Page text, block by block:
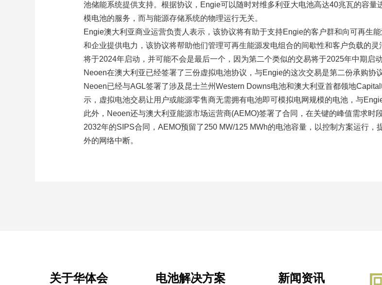
池储能系统提供支持。根据协议，Engie可以随时对维多利亚大电池高达40兆瓦的容
模电池的服务，而与能源存储系统的物理运行无关。
Engie澳大利亚商业运营负责人表示，该协议将有助于支持Engie的客户群和向可再生
和企业提供电力，该协议将帮助他们管理可再生能源发电组合的间歇性和客户负载的
将于2024年启动，并可能不会是最后一个，因为第二个类似的交易将于2025年中期启动
Neoen在澳大利亚已经签署了三份虚拟电池协议，与Engie的这次交易是第二份承购协
Neoen已经与AGL签署了涉及昆士兰州Western Downs电池和澳大利亚首都领地
示，虚拟电池交易让用户或能源零售商无需拥有电池即可模拟电网规模的电池，与
此外，Neoen还与澳大利亚能源市场运营商(AEMO)签署了合同，在关键的峰值需求时
2032年的SIPS合同，AEMO预留了250 MW/125 MWh的电池容量，以控制方案运行
外的网络中断。
关于华体会 电池解决方案 新闻资讯